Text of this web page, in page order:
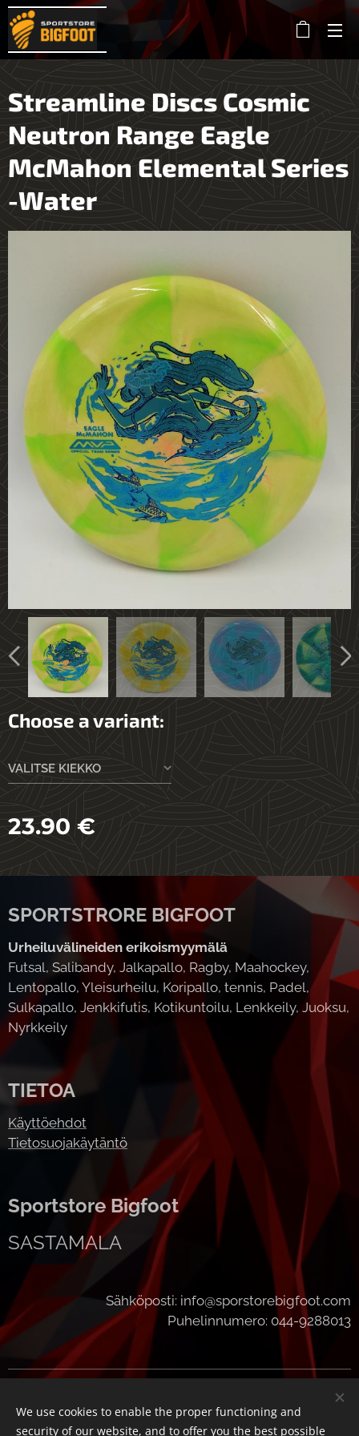
Streamline Discs Cosmic
Neutron Range Eagle
McMahon Elemental Series
-Water
Choose a variant:
VALITSE KIEKKO
23.90 €
SPORTSTRORE BIGFOOT
Urheiluvälineiden erikoismyymälä
Futsal, Salibandy, Jalkapallo, Ragby, Maahockey,
Lentopallo, Yleisurheilu, Koripallo, tennis, Padel,
Sulkapallo, Jenkkifutis, Kotikuntoilu, Lenkkeily, Juoksu,
Nyrkkeily
TIETOA
Käyttöehdot
Tietosuojakäytäntö
Sportstore Bigfoot
SASTAMALA
Sähköposti: info@sporstorebigfoot.com
Puhelinnumero: 044-9288013
Languages
We use cookies to enable the proper functioning and
security of our website, and to offer you the best possible